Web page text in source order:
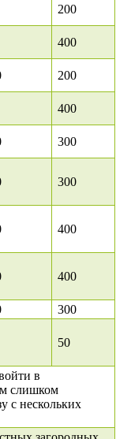
200
400
200
400
300
300
400
400
300
50
в
слишком
с нескольких